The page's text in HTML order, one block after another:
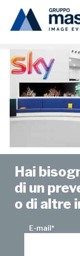
Hai
di un
o di altre
E-mail*